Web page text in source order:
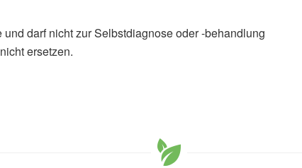
darf nicht zur Selbstdiagnose oder -behandlung
ersetzen.